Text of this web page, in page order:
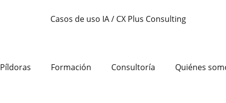
Píldoras Formación Consultoría Quiénes